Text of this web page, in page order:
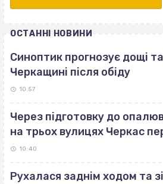
ОСТАННІ НОВИНИ
Синоптик прогнозує дощі
Черкащині після обіду
10:57
Через підготовку до
на трьох вулицях Черкас
10:40
Рухалася заднім ходом та